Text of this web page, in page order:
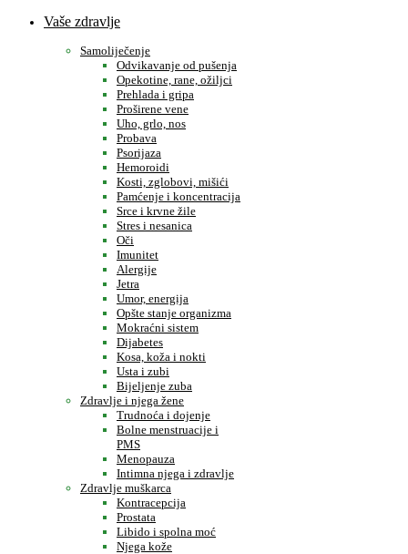
Vaše zdravlje
Samoliječenje
Odvikavanje od pušenja
Opekotine, rane, ožiljci
Prehlada i gripa
Proširene vene
Uho, grlo, nos
Probava
Psorijaza
Hemoroidi
Kosti, zglobovi, mišići
Pamćenje i koncentracija
Srce i krvne žile
Stres i nesanica
Oči
Imunitet
Alergije
Jetra
Umor, energija
Opšte stanje organizma
Mokraćni sistem
Dijabetes
Kosa, koža i nokti
Usta i zubi
Bijeljenje zuba
Zdravlje i njega žene
Trudnoća i dojenje
Bolne menstruacije i
PMS
Menopauza
Intimna njega i zdravlje
Zdravlje muškarca
Kontracepcija
Prostata
Libido i spolna moć
Njega kože